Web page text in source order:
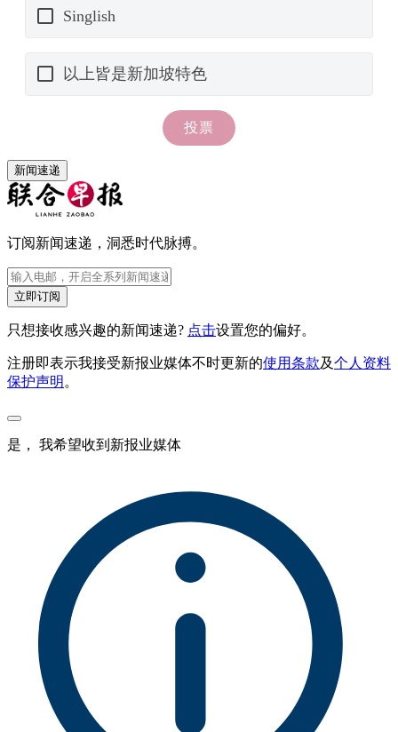
新闻速递
订阅新闻速递，洞悉时代脉搏。
立即订阅
只想接收感兴趣的新闻速递? 点击设置您的偏好。
注册即表示我接受新报业媒体不时更新的使用条款及个人资料
保护声明 。
是， 我希望收到新报业媒体